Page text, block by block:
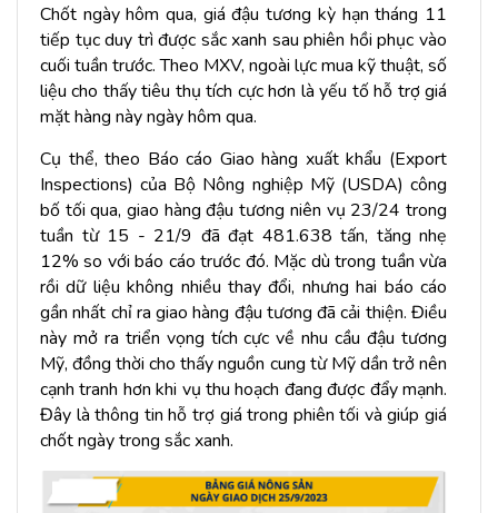
Chốt ngày hôm qua, giá đậu tương kỳ hạn tháng 11
tiếp tục duy trì được sắc xanh sau phiên hồi phục vào
cuối tuần trước. Theo MXV, ngoài lực mua kỹ thuật, số
liệu cho thấy tiêu thụ tích cực hơn là yếu tố hỗ trợ giá
mặt hàng này ngày hôm qua.
Cụ thể, theo Báo cáo Giao hàng xuất khẩu (Export
Inspections) của Bộ Nông nghiệp Mỹ (USDA) công
bố tối qua, giao hàng đậu tương niên vụ 23/24 trong
tuần từ 15 - 21/9 đã đạt 481.638 tấn, tăng nhẹ
12% so với báo cáo trước đó. Mặc dù trong tuần vừa
rồi dữ liệu không nhiều thay đổi, nhưng hai báo cáo
gần nhất chỉ ra giao hàng đậu tương đã cải thiện. Điều
này mở ra triển vọng tích cực về nhu cầu đậu tương
Mỹ, đồng thời cho thấy nguồn cung từ Mỹ dần trở nên
cạnh tranh hơn khi vụ thu hoạch đang được đẩy mạnh.
Đây là thông tin hỗ trợ giá trong phiên tối và giúp giá
chốt ngày trong sắc xanh.